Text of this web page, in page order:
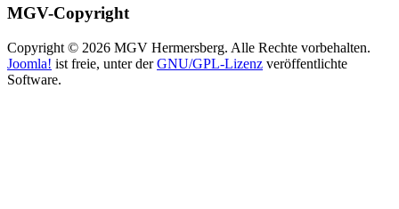
MGV-Copyright
Copyright © 2026 MGV Hermersberg. Alle Rechte vorbehalten.
Joomla! ist freie, unter derGNU/GPL-Lizenz veröffentlichte
Software.